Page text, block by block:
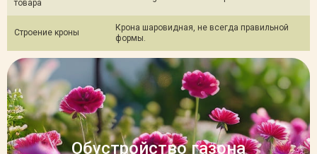
товара
Строение кроны
Крона шаровидная, не всегда правильной
формы.
Обустройство газона